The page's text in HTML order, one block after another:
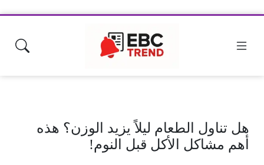
هل تناول الطعام ليلاً يزيد الوزن؟ هذه
أهم مشاكل الأكل قبل النوم!